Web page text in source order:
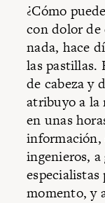
¿Cómo
con dolor de
nada, hace
las pastillas.
de cabeza y
atribuyo a la
en unas
información,
ingenieros,
especialistas
momento, y